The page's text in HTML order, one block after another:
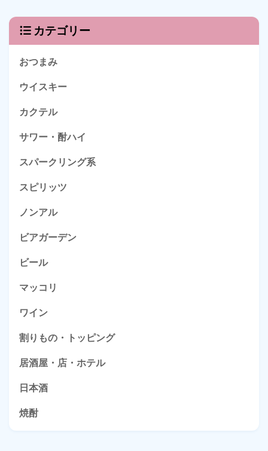
カテゴリー
おつまみ
ウイスキー
カクテル
サワー・酎ハイ
スパークリング系
スピリッツ
ノンアル
ビアガーデン
ビール
マッコリ
ワイン
割りもの・トッピング
居酒屋・店・ホテル
日本酒
焼酎